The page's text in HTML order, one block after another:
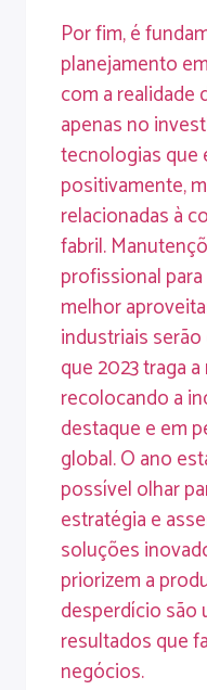
Por fim, é
planejamento
com a realidade
apenas no
tecnologias que
positivamente,
relacionadas à
fabril.
profissional
melhor
industriais
que 2023 traga
recolocando a
destaque e em
global. O ano
possível olhar
estratégia e
soluções
priorizem a
desperdício são
resultados que
negócios.